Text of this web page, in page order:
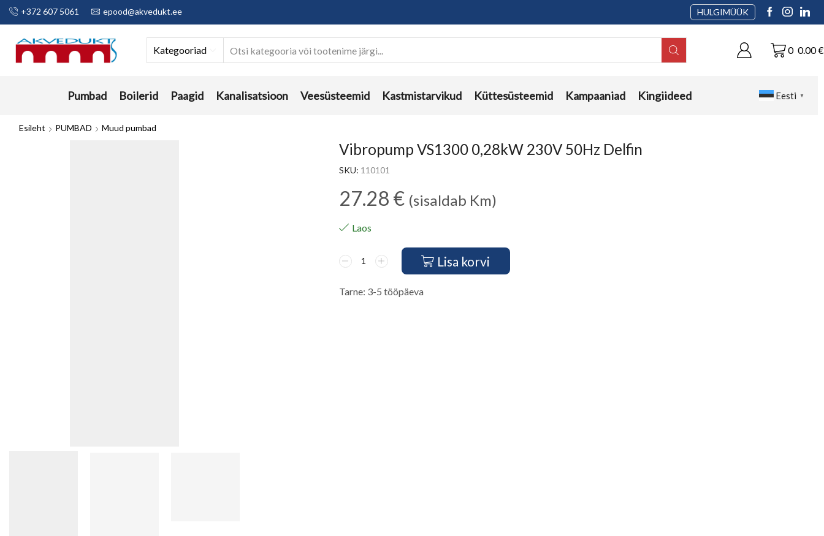
+372 607 5061 epood@akvedukt.ee HULGIMÜÜK
Kategooriad 0 0.00€
Pumbad Boilerid Paagid Kanalisatsioon Veesüsteemid Kastmistarvikud Küttesüsteemid Kampaaniad Kingiideed Eesti ▼
Esileht PUMBAD Muud pumbad
Vibropump VS1300 0,28kW 230V 50Hz Delfin
SKU: 110101
27.28 € (sisaldab Km)
Laos
Lisa korvi
Tarne: 3-5 tööpäeva